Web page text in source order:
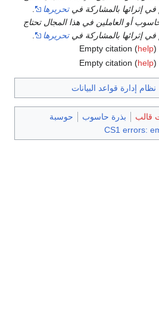
إثرائها بالمشاركة فيتحريرها
.
أو العاملين في هذا المجال تحتاج
إثرائها بالمشاركة فيتحريرها
.
Empty citation (help)
Empty citation (help)
نظام إدارة قواعد البيانات
قالب بذرة حاسوب
حوسبة
CS1 errors: